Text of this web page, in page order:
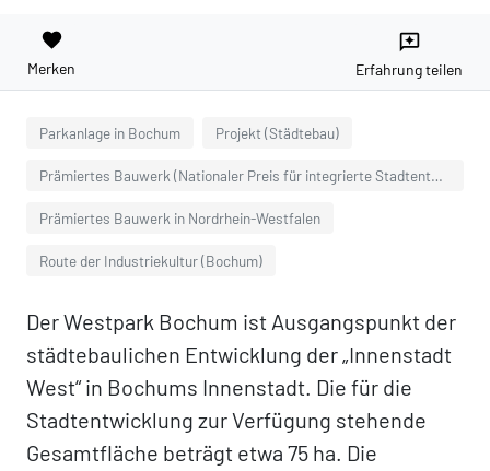
favorite
Merken
reviews
Erfahrung teilen
Parkanlage in Bochum Projekt (Städtebau)
Prämiertes Bauwerk (Nationaler Preis für integrierte Stadtentwicklung und Baukultur)
Prämiertes Bauwerk in Nordrhein-Westfalen
Route der Industriekultur (Bochum)
Der Westpark Bochum ist Ausgangspunkt der
städtebaulichen Entwicklung der „Innenstadt
West“ in Bochums Innenstadt. Die für die
Stadtentwicklung zur Verfügung stehende
Gesamtfläche beträgt etwa 75 ha. Die